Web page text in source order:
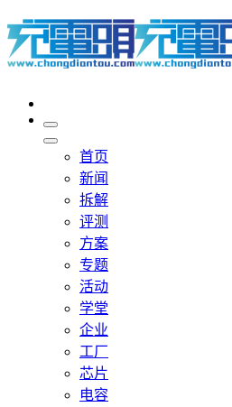
首页
新闻
拆解
评测
方案
专题
活动
学堂
企业
工厂
芯片
电容